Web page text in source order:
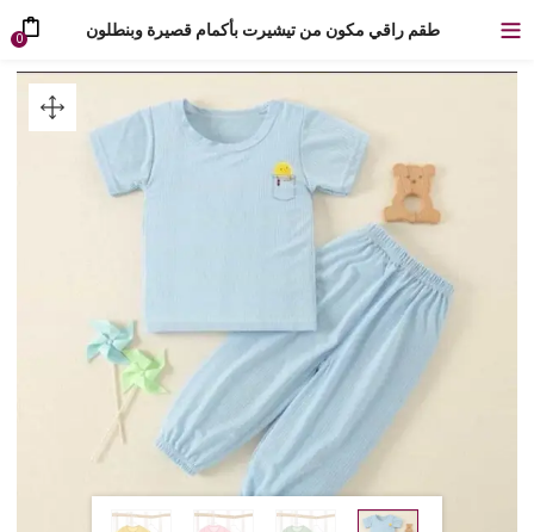
طقم راقي مكون من تيشيرت بأكمام قصيرة وبنطلون 0